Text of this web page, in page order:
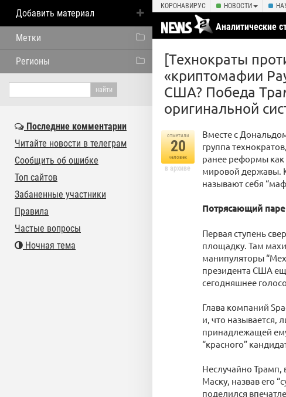
КОРОНАВИРУС НОВОСТИ
Аналитические
[Технократы
«криптомафии
США? Победа
оригинальной
отметили
20
человек
в архиве
Вместе с
группа
ранее реформы как
мировой державы.
называют себя
Потрясающий
Первая ступень
площадку. Там
манипуляторы
президента США
сегодняшнее
Глава компаний
и, что называется,
принадлежащей
“красного”
Неслучайно Трамп,
Маску, назвав его
поделился
Добавить материал
Метки
Регионы
Последние комментарии
Читайте новости в телеграм
Сообщить об ошибке
Топ сайтов
Забаненные участники
Правила
Частые вопросы
Ночная тема